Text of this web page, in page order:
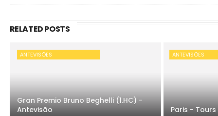
RELATED POSTS
ANTEVISÕES
Gran Premio Bruno Beghelli (1.HC) -
Antevisão
ANTEVISÕES
Paris -